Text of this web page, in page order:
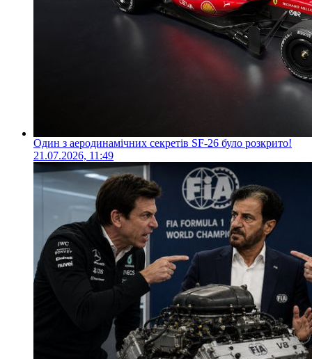
Один з аеродинамічних секретів SF-26 було розкрито!
21.07.2026, 11:49